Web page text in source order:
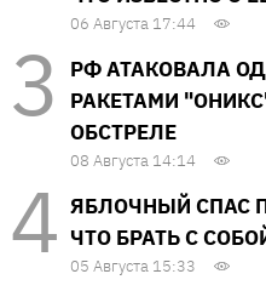
06 Августа 17:44
РФ АТАКОВАЛА
РАКЕТАМИ
ОБСТРЕЛЕ
08 Августа 14:14
ЯБЛОЧНЫЙ СПАС
ЧТО БРАТЬ С
05 Августа 15:33